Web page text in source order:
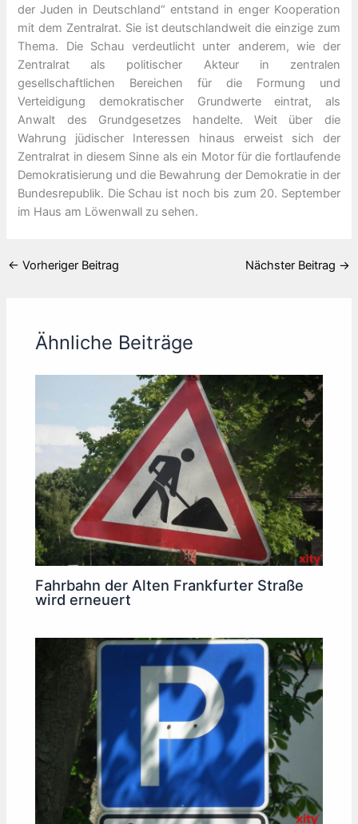
der Juden in Deutschland“ entstand in enger Kooperation
mit dem Zentralrat. Sie ist deutschlandweit die einzige zum
Thema. Die Schau verdeutlicht unter anderem, wie der
Zentralrat als politischer Akteur in zentralen
gesellschaftlichen Bereichen für die Formung und
Verteidigung demokratischer Grundwerte eintrat, als
Anwalt des Grundgesetzes handelte. Weit über die
Wahrung jüdischer Interessen hinaus erweist sich der
Zentralrat in diesem Sinne als ein Motor für die fortlaufende
Demokratisierung und die Bewahrung der Demokratie in der
Bundesrepublik. Die Schau ist noch bis zum 20. September
im Haus am Löwenwall zu sehen.
← Vorheriger Beitrag Nächster Beitrag →
Ähnliche Beiträge
Fahrbahn der Alten Frankfurter Straße
wird erneuert